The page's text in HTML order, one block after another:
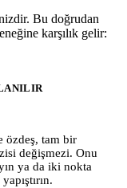
Bu doğrudan
karşılık gelir:
özdeş, tam bir
değişmezi. Onu
ya da iki nokta